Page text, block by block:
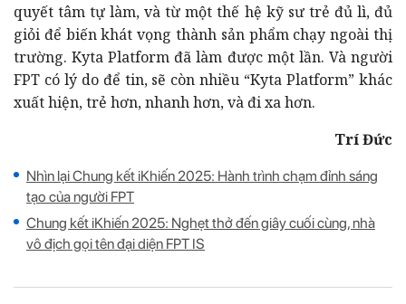
quyết tâm tự làm, và từ một thế hệ kỹ sư trẻ đủ lì, đủ
giỏi để biến khát vọng thành sản phẩm chạy ngoài thị
trường. Kyta Platform đã làm được một lần. Và người
FPT có lý do để tin, sẽ còn nhiều “Kyta Platform” khác
xuất hiện, trẻ hơn, nhanh hơn, và đi xa hơn.
Trí Đức
Nhìn lại Chung kết iKhiến 2025: Hành trình chạm đỉnh sáng
tạo của người FPT
Chung kết iKhiến 2025: Nghẹt thở đến giây cuối cùng, nhà
vô địch gọi tên đại diện FPT IS